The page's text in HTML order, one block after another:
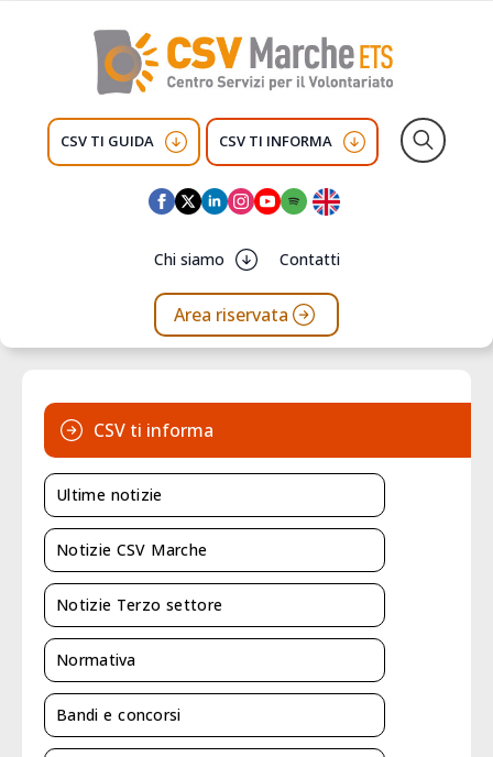
CSV TI GUIDA CSV TI INFORMA
Chi siamo Contatti
Area riservata
CSV ti informa
Ultime notizie
Notizie CSV Marche
Notizie Terzo settore
Normativa
Bandi e concorsi